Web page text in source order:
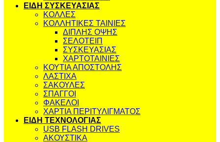
ΕΙΔΗ ΣΥΣΚΕΥΑΣΙΑΣ
ΚΟΛΛΕΣ
ΚΟΛΛΗΤΙΚΕΣ ΤΑΙΝΙΕΣ
ΔΙΠΛΗΣ ΟΨΗΣ
ΣΕΛΟΤΕΙΠ
ΣΥΣΚΕΥΑΣΙΑΣ
ΧΑΡΤΟΤΑΙΝΙΕΣ
ΚΟΥΤΙΑ ΑΠΟΣΤΟΛΗΣ
ΛΑΣΤΙΧΑ
ΣΑΚΟΥΛΕΣ
ΣΠΑΓΓΟΙ
ΦΑΚΕΛΟΙ
ΧΑΡΤΙΑ ΠΕΡΙΤΥΛΙΓΜΑΤΟΣ
ΕΙΔΗ ΤΕΧΝΟΛΟΓΙΑΣ
USB FLASH DRIVES
ΑΚΟΥΣΤΙΚΑ